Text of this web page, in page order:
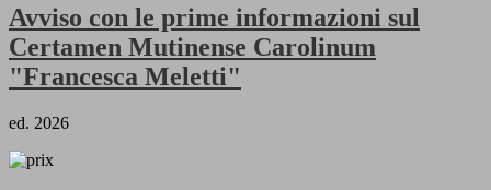
Avviso con le prime informazioni sul
Certamen Mutinense Carolinum
"Francesca Meletti"
ed. 2026